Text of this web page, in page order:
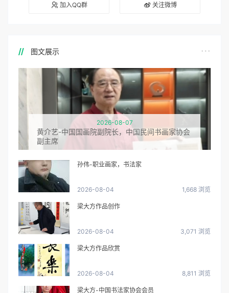
加入QQ群 关注微博
图文展示
2026-08-07
黄介艺-中国国画院副院长，中国民间书画家协会
副主席
孙伟-职业画家，书法家
2026-08-04 1,668 浏览
梁大方作品创作
2026-08-04 3,071 浏览
梁大方作品欣赏
2026-08-04 8,811 浏览
梁大方-中国书法家协会会员